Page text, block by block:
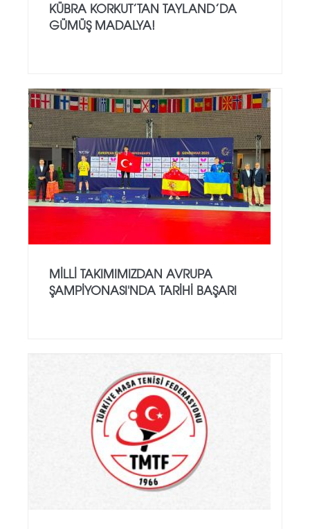
KÜBRA KORKUT’TAN TAYLAND’DA
GÜMÜŞ MADALYA!
MILLI TAKIMIMIZDAN AVRUPA
ŞAMPIYONASI'NDA TARIHI BAŞARI